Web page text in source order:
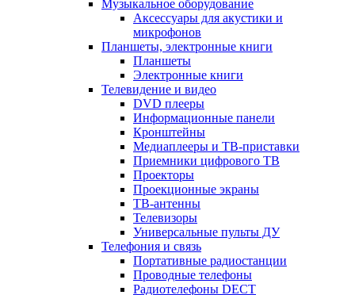
Музыкальное оборудование
Аксессуары для акустики и
микрофонов
Планшеты, электронные книги
Планшеты
Электронные книги
Телевидение и видео
DVD плееры
Информационные панели
Кронштейны
Медиаплееры и ТВ-приставки
Приемники цифрового ТВ
Проекторы
Проекционные экраны
ТВ-антенны
Телевизоры
Универсальные пульты ДУ
Телефония и связь
Портативные радиостанции
Проводные телефоны
Радиотелефоны DECT